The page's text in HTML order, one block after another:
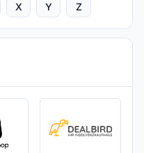
X Y Z